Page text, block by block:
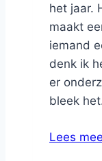
het jaar.
maakt
iemand
denk ik
er
bleek
Lees